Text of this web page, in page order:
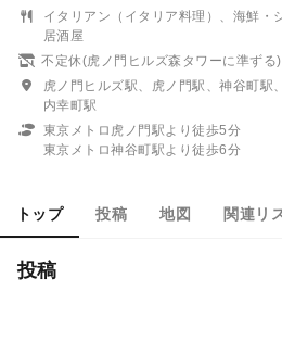
イタリアン（イタリア料理）、海鮮・
居酒屋
不定休(虎ノ門ヒルズ森タワーに準ずる)
虎ノ門ヒルズ駅、虎ノ門駅、神谷町駅
内幸町駅
東京メトロ虎ノ門駅より徒歩5分
東京メトロ神谷町駅より徒歩6分
トップ 投稿 地図 関連リ
投稿